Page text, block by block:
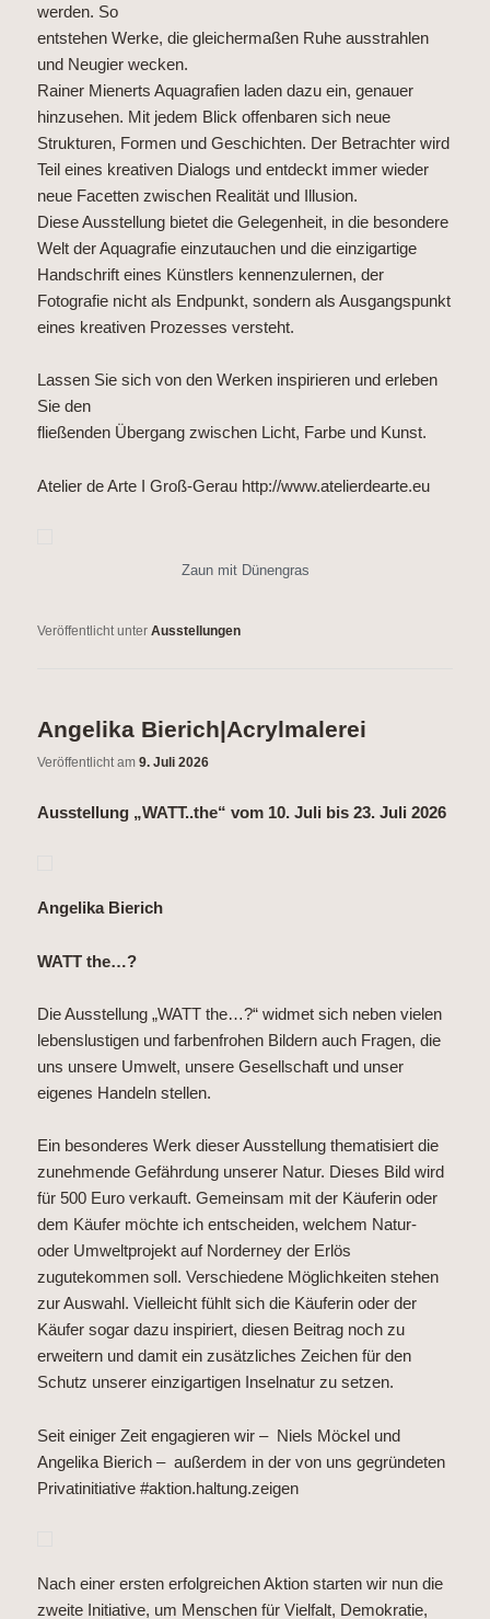
werden. So
entstehen Werke, die gleichermaßen Ruhe ausstrahlen
und Neugier wecken.
Rainer Mienerts Aquagrafien laden dazu ein, genauer
hinzusehen. Mit jedem Blick offenbaren sich neue
Strukturen, Formen und Geschichten. Der Betrachter wird
Teil eines kreativen Dialogs und entdeckt immer wieder
neue Facetten zwischen Realität und Illusion.
Diese Ausstellung bietet die Gelegenheit, in die besondere
Welt der Aquagrafie einzutauchen und die einzigartige
Handschrift eines Künstlers kennenzulernen, der
Fotografie nicht als Endpunkt, sondern als Ausgangspunkt
eines kreativen Prozesses versteht.
Lassen Sie sich von den Werken inspirieren und erleben
Sie den
fließenden Übergang zwischen Licht, Farbe und Kunst.
Atelier de Arte I Groß-Gerau http://www.atelierdearte.eu
Zaun mit Dünengras
Veröffentlicht unter Ausstellungen
Angelika Bierich|Acrylmalerei
Veröffentlicht am9. Juli 2026
Ausstellung „WATT..the“ vom 10. Juli bis 23. Juli 2026
Angelika Bierich
WATT the…?
Die Ausstellung „WATT the…?“ widmet sich neben vielen
lebenslustigen und farbenfrohen Bildern auch Fragen, die
uns unsere Umwelt, unsere Gesellschaft und unser
eigenes Handeln stellen.
Ein besonderes Werk dieser Ausstellung thematisiert die
zunehmende Gefährdung unserer Natur. Dieses Bild wird
für 500 Euro verkauft. Gemeinsam mit der Käuferin oder
dem Käufer möchte ich entscheiden, welchem Natur-
oder Umweltprojekt auf Norderney der Erlös
zugutekommen soll. Verschiedene Möglichkeiten stehen
zur Auswahl. Vielleicht fühlt sich die Käuferin oder der
Käufer sogar dazu inspiriert, diesen Beitrag noch zu
erweitern und damit ein zusätzliches Zeichen für den
Schutz unserer einzigartigen Inselnatur zu setzen.
Seit einiger Zeit engagieren wir – Niels Möckel und
Angelika Bierich – außerdem in der von uns gegründeten
Privatinitiative #aktion.haltung.zeigen
Nach einer ersten erfolgreichen Aktion starten wir nun die
zweite Initiative, um Menschen für Vielfalt, Demokratie,